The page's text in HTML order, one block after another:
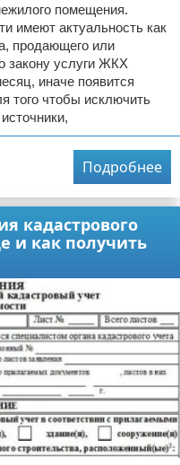
помещения.
имеют актуальность как
продающего или
закону услуги ЖКХ
иначе появится
того чтобы исключить
Подробнее
кадастрового
и как получить